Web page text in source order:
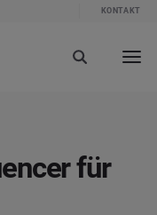
KONTAKT
für